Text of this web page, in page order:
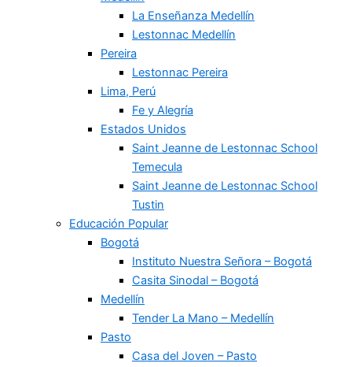
La Enseñanza Medellín
Lestonnac Medellín
Pereira
Lestonnac Pereira
Lima, Perú
Fe y Alegría
Estados Unidos
Saint Jeanne de Lestonnac School
Temecula
Saint Jeanne de Lestonnac School
Tustin
Educación Popular
Bogotá
Instituto Nuestra Señora – Bogotá
Casita Sinodal – Bogotá
Medellín
Tender La Mano – Medellín
Pasto
Casa del Joven – Pasto